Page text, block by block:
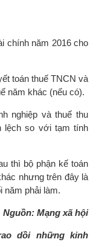
chính năm 2016 cho
toán thuế TNCN và
năm khác (nếu có).
nghiệp và thuế thu
lệch so với tạm tính
thì bộ phận kế toán
nhưng trên đây là
năm phải làm.
Nguồn: Mạng xã hội
dồi những kinh